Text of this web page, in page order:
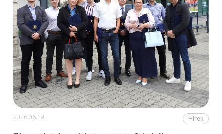
2026.06.19. Hírek